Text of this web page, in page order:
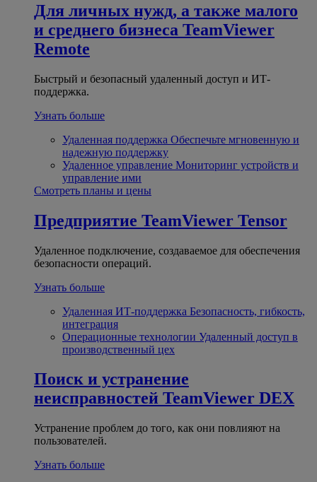
Для личных нужд, а также малого
и среднего бизнеса TeamViewer
Remote
Быстрый и безопасный удаленный доступ и ИТ-
поддержка.
Узнать больше
Удаленная поддержка Обеспечьте мгновенную и
надежную поддержку
Удаленное управление Мониторинг устройств и
управление ими
Смотреть планы и цены
Предприятие TeamViewer Tensor
Удаленное подключение, создаваемое для обеспечения
безопасности операций.
Узнать больше
Удаленная ИТ-поддержка Безопасность, гибкость,
интеграция
Операционные технологии Удаленный доступ в
производственный цех
Поиск и устранение
неисправностей TeamViewer DEX
Устранение проблем до того, как они повлияют на
пользователей.
Узнать больше